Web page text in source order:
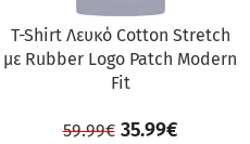
T-Shirt Λευκό Cotton Stretch
με Rubber Logo Patch Modern
Fit
59.99€ 35.99€